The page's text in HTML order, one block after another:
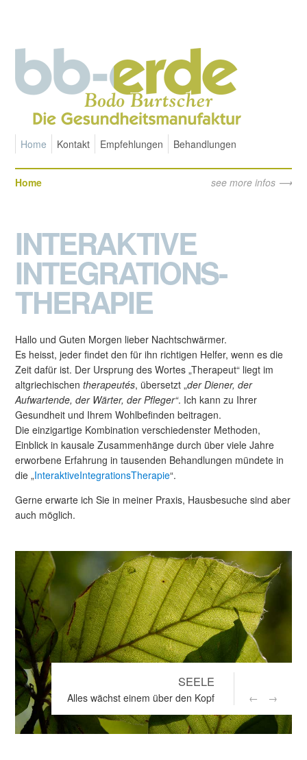
Home Kontakt Empfehlungen Behandlungen
Home see more infos
INTERAKTIVE
INTEGRATIONS-
THERAPIE
Hallo und Guten Morgen lieber Nachtschwärmer.
Es heisst, jeder findet den für ihn richtigen Helfer, wenn es die
Zeit dafür ist. Der Ursprung des Wortes „Therapeut“ liegt im
altgriechischentherapeutés, übersetzt „der Diener, der
Aufwartende, der Wärter, der Pfleger“. Ich kann zu Ihrer
Gesundheit und Ihrem Wohlbefinden beitragen.
Die einzigartige Kombination verschiedenster Methoden,
Einblick in kausale Zusammenhänge durch über viele Jahre
erworbene Erfahrung in tausenden Behandlungen mündete in
die „InteraktiveIntegrationsTherapie“.
Gerne erwarte ich Sie in meiner Praxis, Hausbesuche sind aber
auch möglich.
SEELE
Alles wächst einem über den Kopf ← →